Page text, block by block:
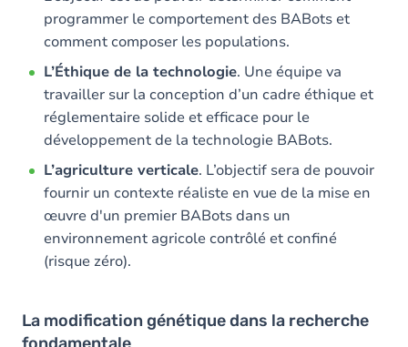
programmer le comportement des BABots et
comment composer les populations.
L’Éthique de la technologie. Une équipe va
travailler sur la conception d’un cadre éthique et
réglementaire solide et efficace pour le
développement de la technologie BABots.
L’agriculture verticale. L’objectif sera de pouvoir
fournir un contexte réaliste en vue de la mise en
œuvre d'un premier BABots dans un
environnement agricole contrôlé et confiné
(risque zéro).
La modification génétique dans la recherche